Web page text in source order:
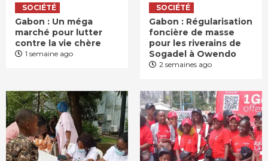
SOCIÉTÉ
Gabon : Un méga
marché pour lutter
contre la vie chère
1 semaine ago
SOCIÉTÉ
Gabon : Régularisation
foncière de masse
pour les riverains de
Sogadel à Owendo
2 semaines ago